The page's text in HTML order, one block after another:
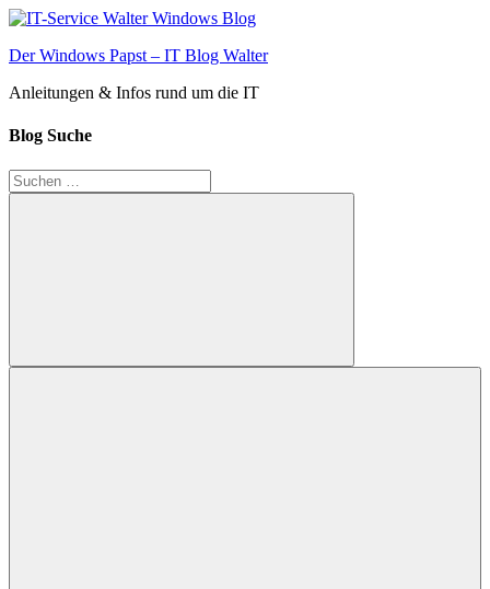
Zum
springen
Der Windows Papst – IT Blog Walter
Anleitungen & Infos rund um die IT
Blog Suche
Suchen
nach:
Suchen